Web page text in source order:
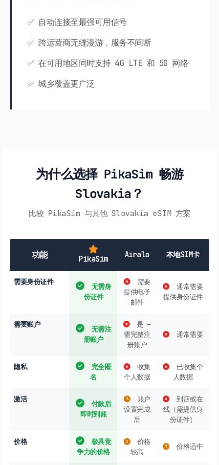
✅ 自动连接至最强可用信号
✅ 跨运营商无缝漫游，服务不间断
✅ 在可用地区同时支持 4G LTE 和 5G 网络
✅ 城乡覆盖更广泛
为什么选择 PikaSim 畅游
Slovakia？
比较 PikaSim 与其他 Slovakia eSIM 方案
功能 PikaSim Airalo 本地SIM卡
需要身份证件
无需身
份证件
需要
提供电子
邮件
通常需要
提供身份证件
需要账户
无需注
册账户
是 —
需完整注
册账户
通常需要
隐私
完全匿
名
收集
个人数据
已收集个
人数据
激活
付款后
即时到账
账户
设置完成
后
到店或在
线（需提供身
份证件）
价格
极具竞
争力的价格
价格
较高
价格适中